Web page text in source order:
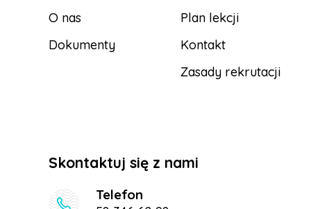
O nas
Plan lekcji
Dokumenty
Kontakt
Zasady rekrutacji
Skontaktuj się z nami
Telefon